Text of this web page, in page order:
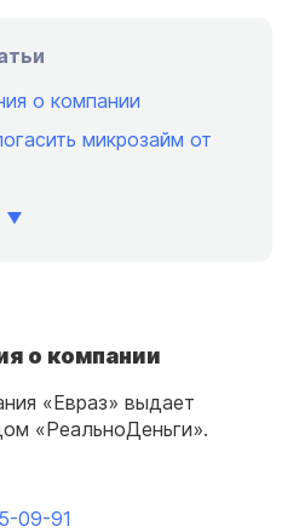
о компании
микрозайм от
о компании
«Евраз» выдает
«РеальноДеньги».
09-91